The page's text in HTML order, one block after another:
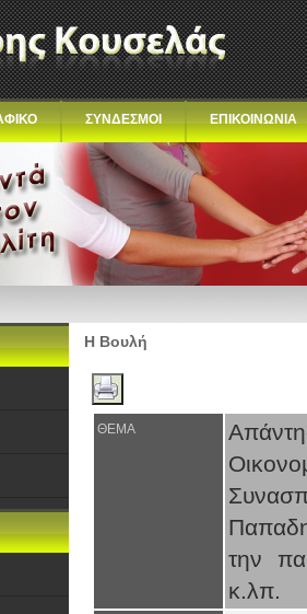
ΣΥΝΔΕΣΜΟΙ ΕΠΙΚΟΙΝΩΝΙΑ
Η Βουλή
ΘΕΜΑ
την
κ.λπ.